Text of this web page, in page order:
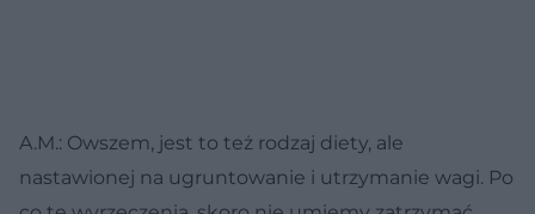
A.M.: Owszem, jest to też rodzaj diety, ale
nastawionej na ugruntowanie i utrzymanie wagi. Po